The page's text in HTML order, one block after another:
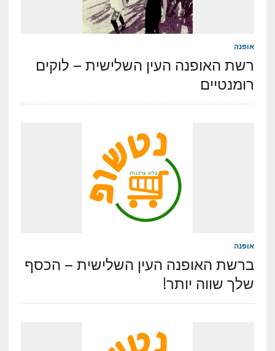
אופנה
רשת האופנה העין השלישית – לוקים
רומנטיים
אופנה
ברשת האופנה העין השלישית – הכסף
שלך שווה יותר!